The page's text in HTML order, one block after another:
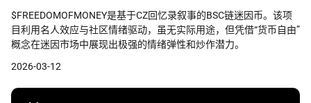
$FREEDOMOFMONEY是基于CZ回忆录叙事的BSC链迷因币。该项
目利用名人效应与社区情绪驱动，虽无实际用途，但凭借“货币自由”
概念在迷因市场中展现出极强的情绪弹性和炒作潜力。
2026-03-12